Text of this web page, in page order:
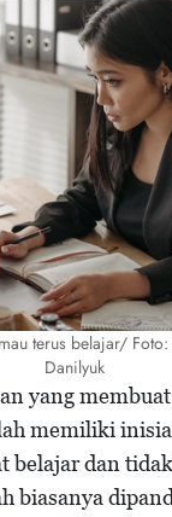
terus belajar/
Danilyuk
yang
memiliki
belajar dan
biasanya